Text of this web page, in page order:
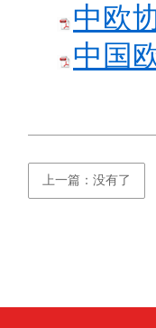
中欧
中国
上一篇：没有了